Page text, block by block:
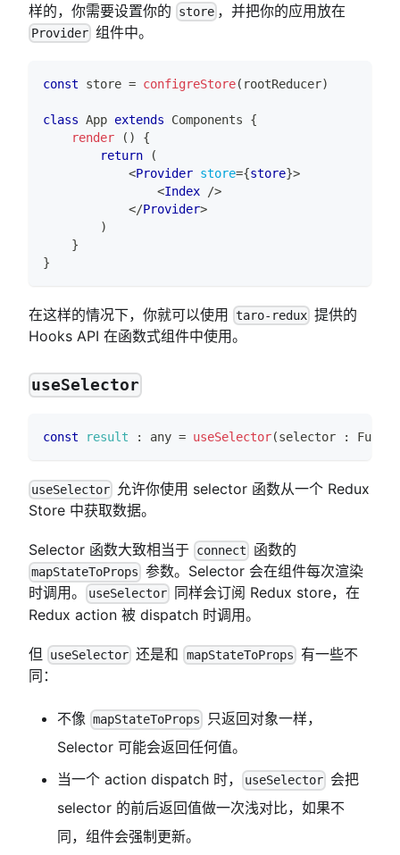
样的，你需要设置你的
store ，并把你的应用放在
Provider 组件中。
const store = configreStore( rootReducer)
class App extends Components
{
render
( )
{
return
(
<Provider store={store}>
<Index
/>
</Provider>
)
}
}
在这样的情况下，你就可以使用 taro-redux 提供的
Hooks API 在函数式组件中使用。
useSelector
const result : any = useSelector(selector :
useSelector
允许你使用 selector 函数从一个 Redux
Store 中获取数据。
Selector 函数大致相当于 connect 函数的
mapStateToProps 参数。Selector 会在组件每次渲染
时调用。
useSelector
同样会订阅 Redux store，在
Redux action 被 dispatch 时调用。
但 useSelector 还是和 mapStateToProps 有一些不
同：
不像 mapStateToProps
只返回对象一样，
Selector 可能会返回任何值。
当一个 action dispatch 时，
useSelector 会把
selector 的前后返回值做一次浅对比，如果不
同，组件会强制更新。